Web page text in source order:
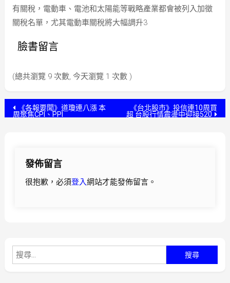
有關稅，電動車、電池和太陽能等戰略產業都會被列入加徵
關稅名單，尤其電動車關稅將大幅調升3
臉書留言
(總共瀏覽 9 次數, 今天瀏覽 1 次數 )
文 《各報要聞》道瓊連八漲 本
周聚焦CPI、PPI
《台北股市》投信連10周買
超 台股行情震盪中迎接520
發佈留言
很抱歉，必須登入網站才能發佈留言。
尋